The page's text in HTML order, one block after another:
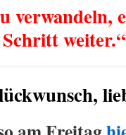
verwandeln,
Schritt weiter.“